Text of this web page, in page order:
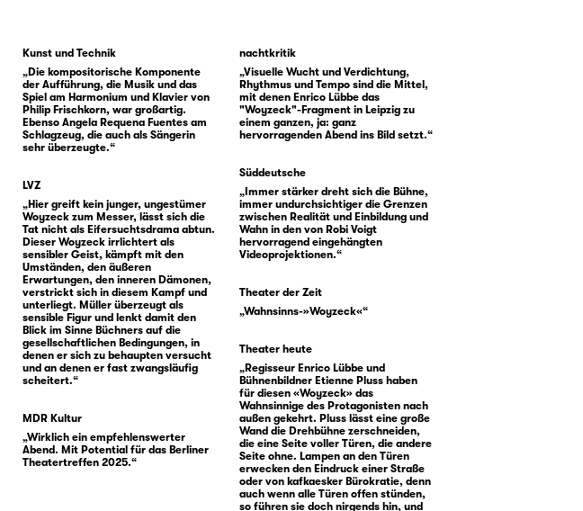
Kunst und Technik
„Die kompositorische Komponente
der Aufführung, die Musik und das
Spiel am Harmonium und Klavier von
Philip Frischkorn, war großartig.
Ebenso Angela Requena Fuentes am
Schlagzeug, die auch als Sängerin
sehr überzeugte.“
LVZ
„Hier greift kein junger, ungestümer
Woyzeck zum Messer, lässt sich die
Tat nicht als Eifersuchtsdrama abtun.
Dieser Woyzeck irrlichtert als
sensibler Geist, kämpft mit den
Umständen, den äußeren
Erwartungen, den inneren Dämonen,
verstrickt sich in diesem Kampf und
unterliegt. Müller überzeugt als
sensible Figur und lenkt damit den
Blick im Sinne Büchners auf die
gesellschaftlichen Bedingungen, in
denen er sich zu behaupten versucht
und an denen er fast zwangsläufig
scheitert.“
MDR Kultur
„Wirklich ein empfehlenswerter
Abend. Mit Potential für das Berliner
Theatertreffen 2025.“
nachtkritik
„Visuelle Wucht und Verdichtung,
Rhythmus und Tempo sind die Mittel,
mit denen Enrico Lübbe das
"Woyzeck"-Fragment in Leipzig zu
einem ganzen, ja: ganz
hervorragenden Abend ins Bild setzt.“
Süddeutsche
„Immer stärker dreht sich die Bühne,
immer undurchsichtiger die Grenzen
zwischen Realität und Einbildung und
Wahn in den von Robi Voigt
hervorragend eingehängten
Videoprojektionen.“
Theater der Zeit
„Wahnsinns-»Woyzeck«“
Theater heute
„Regisseur Enrico Lübbe und
Bühnenbildner Etienne Pluss haben
für diesen «Woyzeck» das
Wahnsinnige des Protagonisten nach
außen gekehrt. Pluss lässt eine große
Wand die Drehbühne zerschneiden,
die eine Seite voller Türen, die andere
Seite ohne. Lampen an den Türen
erwecken den Eindruck einer Straße
oder von kafkaesker Bürokratie, denn
auch wenn alle Türen offen stünden,
so führen sie doch nirgends hin, und